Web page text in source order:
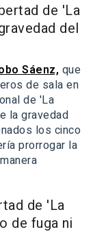
de 'La
del
Sáenz, que
de sala en
de 'La
la gravedad
los cinco
prorrogar la
de 'La
de fuga ni